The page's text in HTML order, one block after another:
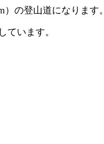
の登山道になります。
ています。